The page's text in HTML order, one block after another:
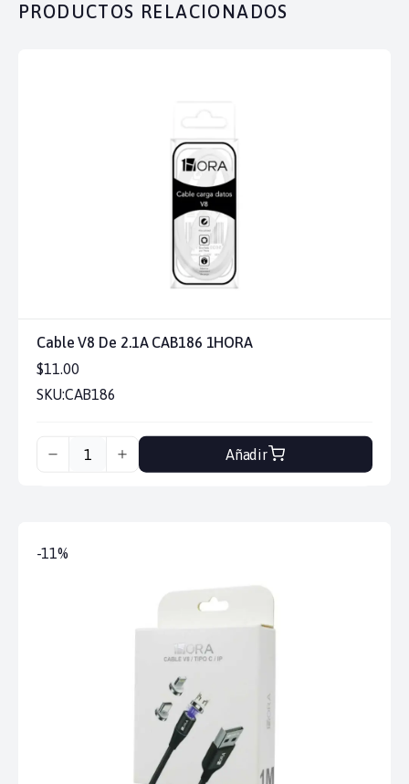
PRODUCTOS RELACIONADOS
Cable V8 De 2.1A CAB186 1HORA
$11.00
SKU:CAB186
Añadir
-11%